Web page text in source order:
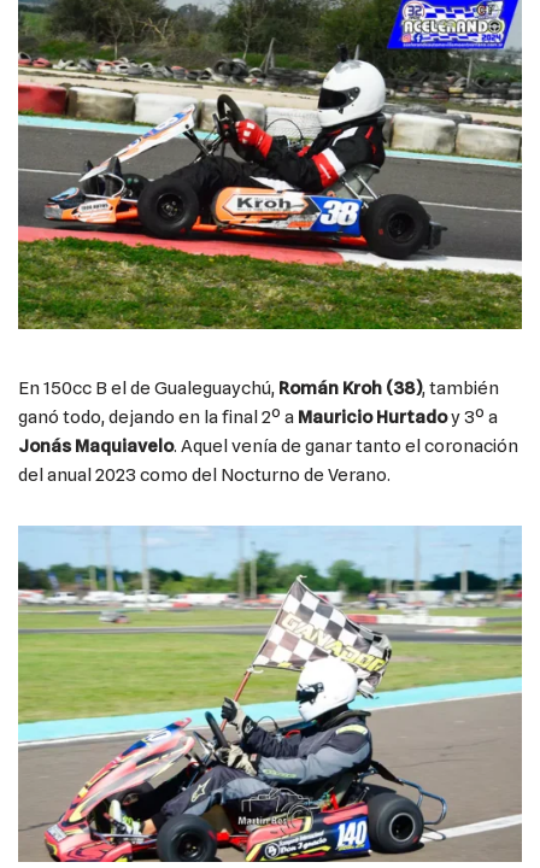
En 150cc B el de Gualeguaychú, Román Kroh (38), también
ganó todo, dejando en la final 2º a Mauricio Hurtadoy 3º a
Jonás Maquiavelo. Aquel venía de ganar tanto el coronación
del anual 2023 como del Nocturno de Verano.